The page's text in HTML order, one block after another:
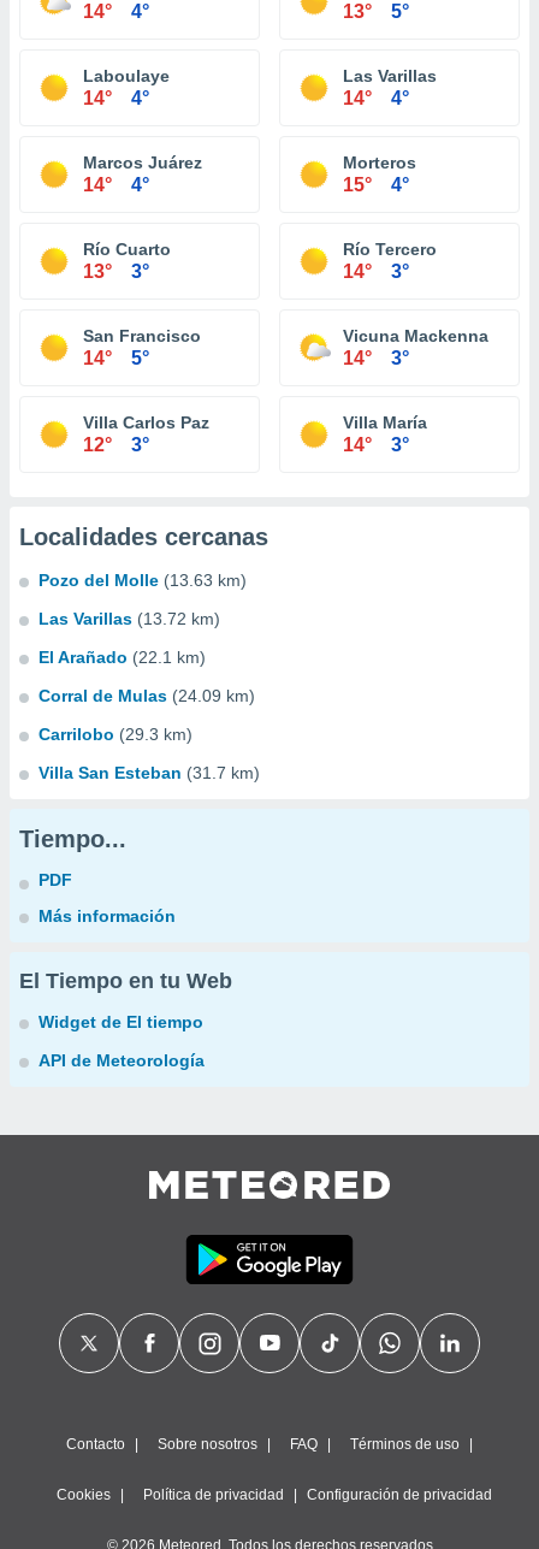
14° 4° 13° 5°
Laboulaye
14° 4°
Las Varillas
14° 4°
Marcos Juárez
14° 4°
Morteros
15° 4°
Río Cuarto
13° 3°
Río Tercero
14° 3°
San Francisco
14° 5°
Vicuna Mackenna
14° 3°
Villa Carlos Paz
12° 3°
Villa María
14° 3°
Localidades cercanas
Pozo del Molle (13.63 km)
Las Varillas (13.72 km)
El Arañado (22.1 km)
Corral de Mulas (24.09 km)
Carrilobo (29.3 km)
Villa San Esteban (31.7 km)
Tiempo...
PDF
Más información
El Tiempo en tu Web
Widget de El tiempo
API de Meteorología
Contacto Sobre nosotros FAQ Términos de uso
Cookies Política de privacidad Configuración de privacidad
© 2026 Meteored. Todos los derechos reservados